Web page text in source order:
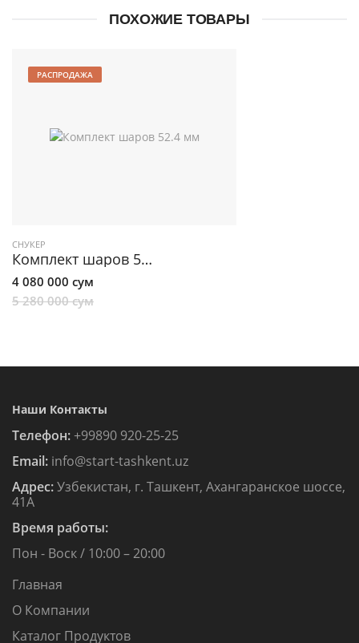
ПОХОЖИЕ ТОВАРЫ
РАСПРОДАЖА
СНУКЕР
Комплект шаров 52.4 мм "Aramith Tournament"
4 080 000 сум
5 280 000 сум
Наши Контакты
Телефон: +99890 920-25-25
Email: info@start-tashkent.uz
Адрес:Узбекистан, г. Ташкент, Ахангаранское шоссе,
41А
Время работы:
Пон - Воск / 10:00 – 20:00
Главная
О Компании
Каталог Продуктов